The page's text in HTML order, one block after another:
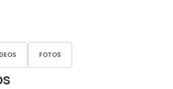
FOTOS